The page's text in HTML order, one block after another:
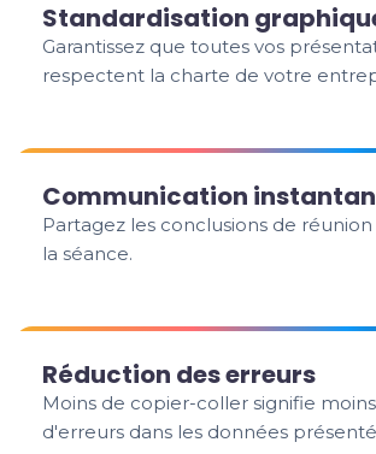
Standardisation
Garantissez que toutes vos
respectent la charte de votre
Communication
Partagez les conclusions de
la séance.
Réduction des erreurs
Moins de copier-coller signifie
d'erreurs dans les données